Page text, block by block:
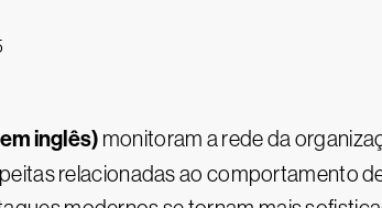
inglês) monitoram a rede da
relacionadas ao comportamento